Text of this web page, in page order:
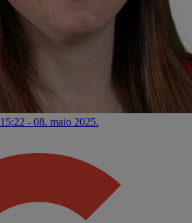
15:22 - 08. maio 2025.